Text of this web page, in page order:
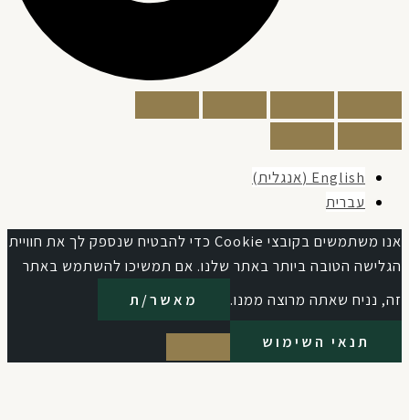
English
(אנגלית)
עברית
אנו משתמשים בקובצי Cookie כדי להבטיח שנספק לך את חוויית
הטובה ביותר באתר שלנו. אם תמשיכו להשתמש באתר
נניח שאתה מרוצה ממנו.
מאשר/ת
תנאי השימוש